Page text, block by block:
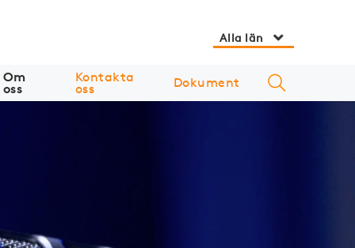
Alla län
Om
oss
Kontakta
oss Dokument